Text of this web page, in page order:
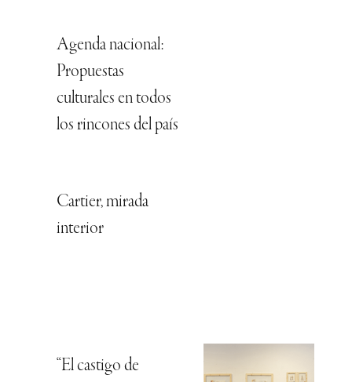
Agenda nacional:
Propuestas
culturales en todos
los rincones del país
Cartier, mirada
interior
“El castigo de